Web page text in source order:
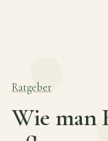
Ratgeber
Wie man